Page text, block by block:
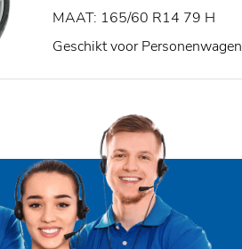
MAAT: 165/60 R14 79 H
Geschikt voor Personenwagen